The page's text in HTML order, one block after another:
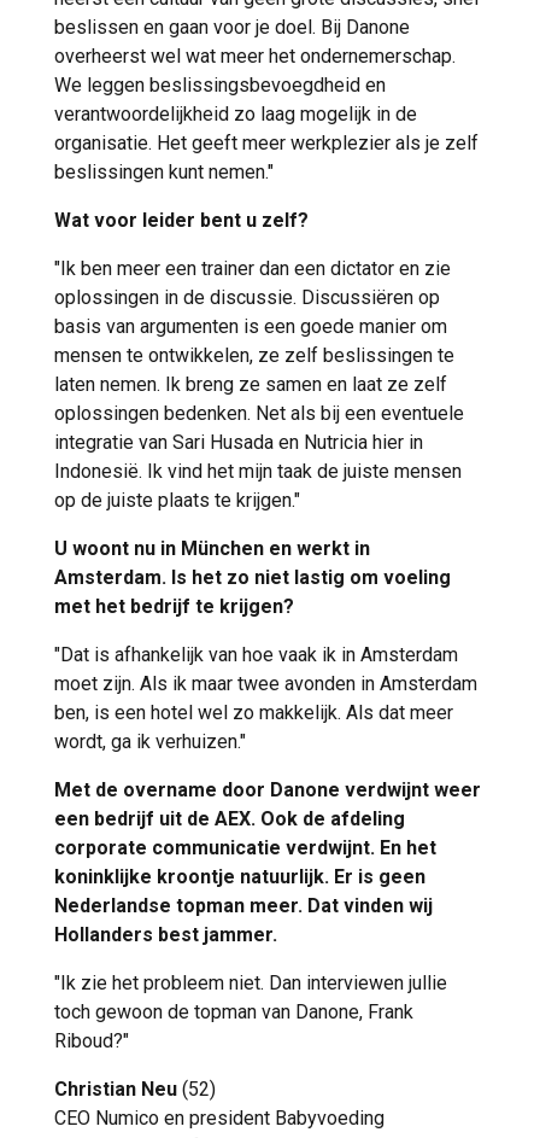
beslissen en gaan voor je doel. Bij Danone
overheerst wel wat meer het ondernemerschap.
We leggen beslissingsbevoegdheid en
verantwoordelijkheid zo laag mogelijk in de
organisatie. Het geeft meer werkplezier als je zelf
beslissingen kunt nemen."
Wat voor leider bent u zelf?
"Ik ben meer een trainer dan een dictator en zie
oplossingen in de discussie. Discussiëren op
basis van argumenten is een goede manier om
mensen te ontwikkelen, ze zelf beslissingen te
laten nemen. Ik breng ze samen en laat ze zelf
oplossingen bedenken. Net als bij een eventuele
integratie van Sari Husada en Nutricia hier in
Indonesië. Ik vind het mijn taak de juiste mensen
op de juiste plaats te krijgen."
U woont nu in München en werkt in
Amsterdam. Is het zo niet lastig om voeling
met het bedrijf te krijgen?
"Dat is afhankelijk van hoe vaak ik in Amsterdam
moet zijn. Als ik maar twee avonden in Amsterdam
ben, is een hotel wel zo makkelijk. Als dat meer
wordt, ga ik verhuizen."
Met de overname door Danone verdwijnt weer
een bedrijf uit de AEX. Ook de afdeling
corporate communicatie verdwijnt. En het
koninklijke kroontje natuurlijk. Er is geen
Nederlandse topman meer. Dat vinden wij
Hollanders best jammer.
"Ik zie het probleem niet. Dan interviewen jullie
toch gewoon de topman van Danone, Frank
Riboud?"
Christian Neu (52)
CEO Numico en president Babyvoeding